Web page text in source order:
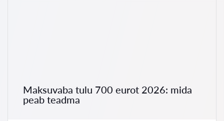
Maksuvaba tulu 700 eurot 2026: mida
peab teadma